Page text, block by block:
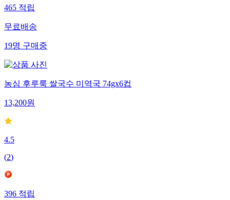
465적립
무료배송
19명구매중
농심 후루룩 쌀국수 미역국 74gx6컵
13,200원
4.5
(2)
396적립